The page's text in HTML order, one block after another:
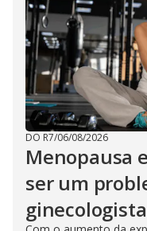
DO R7/06/08/2026
Menopausa
ser um
ginecologista